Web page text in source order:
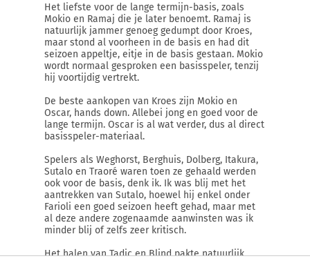
Het liefste voor de lange termijn-basis, zoals
Mokio en Ramaj die je later benoemt. Ramaj is
natuurlijk jammer genoeg gedumpt door Kroes,
maar stond al voorheen in de basis en had dit
seizoen appeltje, eitje in de basis gestaan. Mokio
wordt normaal gesproken een basisspeler, tenzij
hij voortijdig vertrekt.
De beste aankopen van Kroes zijn Mokio en
Oscar, hands down. Allebei jong en goed voor de
lange termijn. Oscar is al wat verder, dus al direct
basisspeler-materiaal.
Spelers als Weghorst, Berghuis, Dolberg, Itakura,
Sutalo en Traoré waren toen ze gehaald werden
ook voor de basis, denk ik. Ik was blij met het
aantrekken van Sutalo, hoewel hij enkel onder
Farioli een goed seizoen heeft gehad, maar met
al deze andere zogenaamde aanwinsten was ik
minder blij of zelfs zeer kritisch.
Het halen van Tadic en Blind pakte natuurlijk